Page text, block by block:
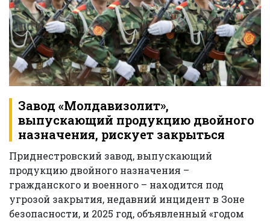
Завод «Молдавизолит»,
выпускающий продукцию двойного
назначения, рискует закрыться
Приднестровский завод, выпускающий
продукцию двойного назначения –
гражданского и военного – находится под
угрозой закрытия, недавний инцидент в Зоне
безопасности, и 2025 год, объявленный «годом